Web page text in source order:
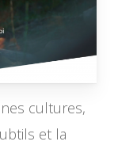
cultures,
et la